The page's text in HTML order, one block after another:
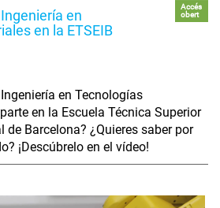
en
en la ETSEIB
Accés
obert
en Tecnologías
en la Escuela Técnica Superior
de Barcelona? ¿Quieres saber por
¡Descúbrelo en el vídeo!